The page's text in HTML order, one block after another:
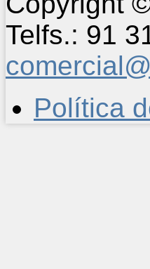
Telfs.: 91
Política